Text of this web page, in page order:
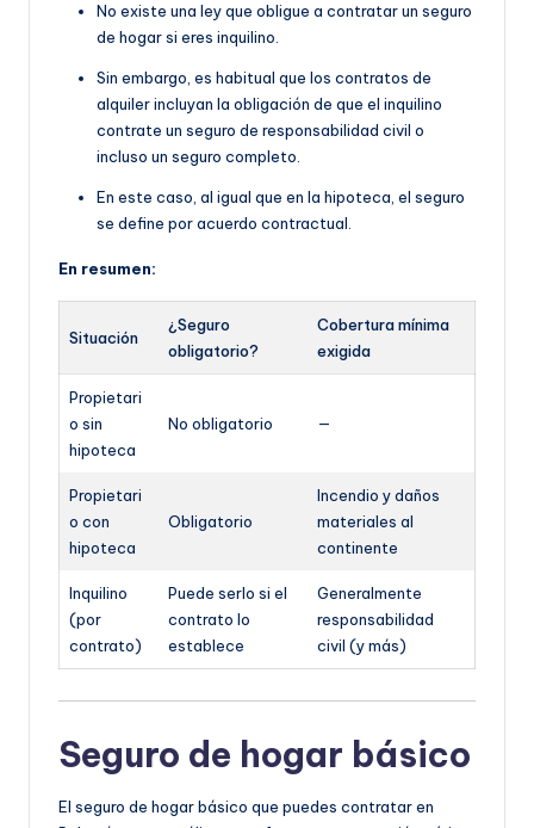
No existe una ley que obligue a contratar un seguro
de hogar si eres inquilino.
Sin embargo, es habitual que los contratos de
alquiler incluyan la obligación de que el inquilino
contrate un seguro de responsabilidad civil o
incluso un seguro completo.
En este caso, al igual que en la hipoteca, el seguro
se define por acuerdo contractual.
En resumen:
Situación
¿Seguro
obligatorio?
Cobertura mínima
exigida
Propietari
o sin
hipoteca
No obligatorio —
Propietari
o con
hipoteca
Obligatorio
Incendio y daños
materiales al
continente
Inquilino
(por
contrato)
Puede serlo si el
contrato lo
establece
Generalmente
responsabilidad
civil (y más)
Seguro de hogar básico
El seguro de hogar básico que puedes contratar en